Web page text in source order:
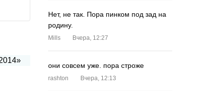
Нет, не так. Пора пинком под зад на
родину.
Mills Вчера, 12:27
они совсем уже. пора строже
rashton Вчера, 12:13